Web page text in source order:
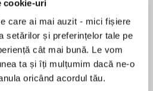
cookie-uri
care ai mai auzit - mici fișiere
setărilor și preferințelor tale pe
cât mai bună. Le vom
ta și îți mulțumim dacă ne-o
oricând acordul tău.
the reader on magical